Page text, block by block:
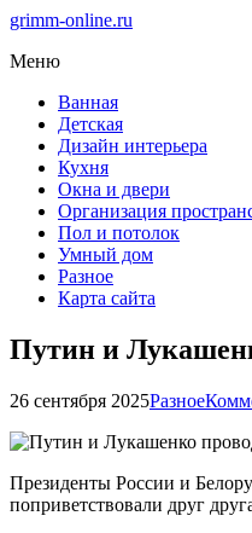
grimm-online.ru
Меню
Ванная
Детская
Дизайн интерьера
Кухня
Окна и двери
Организация
Пол и потолок
Умный дом
Разное
Карта сайта
Путин и
26 сентября 2025Разное
Президенты России и
поприветствовали друг